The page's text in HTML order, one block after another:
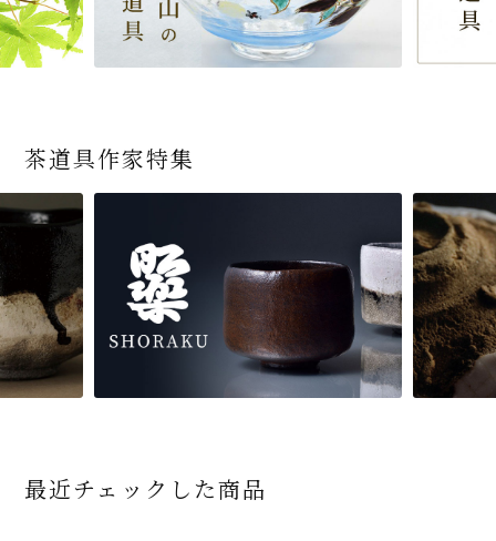
茶道具作家特集
最近チェックした商品